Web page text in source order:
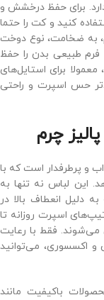
برای حفظ درخشش و
کنید و کت را حتما
به ضخامت، نوع دوخت
طبیعی بدن را حفظ
برای استایل‌های
حس اسپرت و راحتی
چرم
و پرطرفدار است که با
این لباس نه‌ تنها به
‌دلیل انعطاف بالا در
اسپرت روزانه تا
فقط با رعایت
و اکسسوری، می‌توانید
باکیفیت مانند